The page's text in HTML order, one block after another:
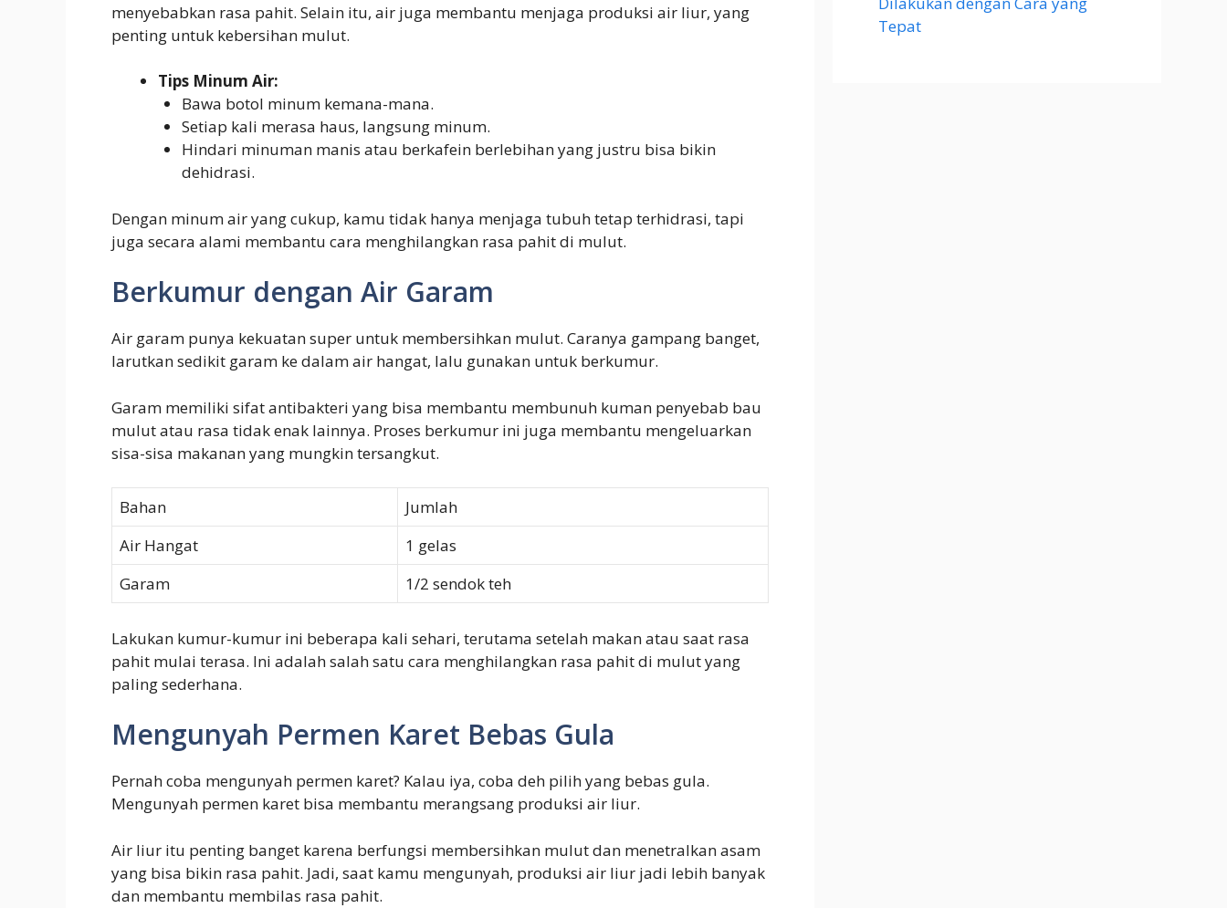
menyebabkan rasa pahit. Selain itu, air juga membantu menjaga produksi air liur, yang
penting untuk kebersihan mulut.
Tips Minum Air:
Bawa botol minum kemana-mana.
Setiap kali merasa haus, langsung minum.
Hindari minuman manis atau berkafein berlebihan yang justru bisa bikin
dehidrasi.
Dengan minum air yang cukup, kamu tidak hanya menjaga tubuh tetap terhidrasi, tapi
juga secara alami membantu cara menghilangkan rasa pahit di mulut.
Berkumur dengan Air Garam
Air garam punya kekuatan super untuk membersihkan mulut. Caranya gampang banget,
larutkan sedikit garam ke dalam air hangat, lalu gunakan untuk berkumur.
Garam memiliki sifat antibakteri yang bisa membantu membunuh kuman penyebab bau
mulut atau rasa tidak enak lainnya. Proses berkumur ini juga membantu mengeluarkan
sisa-sisa makanan yang mungkin tersangkut.
Bahan
Jumlah
Air Hangat
1 gelas
Garam
1/2 sendok teh
Lakukan kumur-kumur ini beberapa kali sehari, terutama setelah makan atau saat rasa
pahit mulai terasa. Ini adalah salah satu cara menghilangkan rasa pahit di mulut yang
paling sederhana.
Mengunyah Permen Karet Bebas Gula
Pernah coba mengunyah permen karet? Kalau iya, coba deh pilih yang bebas gula.
Mengunyah permen karet bisa membantu merangsang produksi air liur.
Air liur itu penting banget karena berfungsi membersihkan mulut dan menetralkan asam
yang bisa bikin rasa pahit. Jadi, saat kamu mengunyah, produksi air liur jadi lebih banyak
dan membantu membilas rasa pahit.
Tepat